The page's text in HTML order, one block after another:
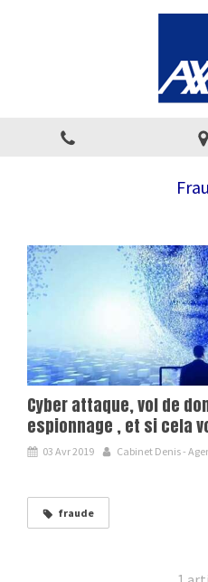
Cyber attaque, vol de
espionnage , et si cela
03 Avr 2019 Cabinet Denis -
fraude